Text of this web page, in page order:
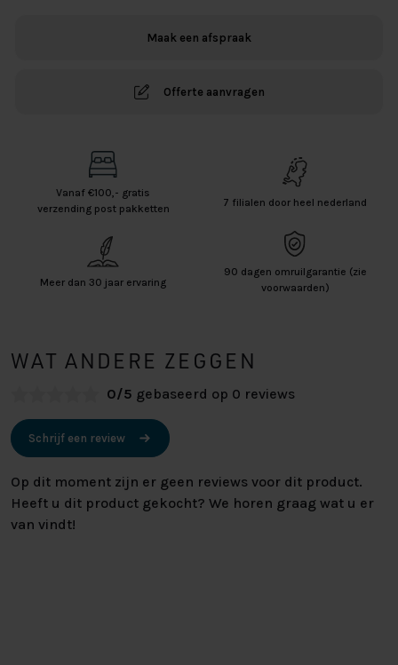
Maak een afspraak
Offerte aanvragen
Vanaf €100,- gratis
verzending post pakketten
7 filialen door heel nederland
Meer dan 30 jaar ervaring
90 dagen omruilgarantie (zie
voorwaarden)
WAT ANDERE ZEGGEN
0/5 gebaseerd op 0 reviews
Schrijf een review
Op dit moment zijn er geen reviews voor dit product.
Heeft u dit product gekocht? We horen graag wat u er
van vindt!